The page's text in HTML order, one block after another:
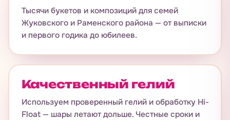
Тысячи букетов и композиций для семей
Жуковского и Раменского района — от выписки
и первого годика до юбилеев.
Качественный гелий
Используем проверенный гелий и обработку Hi-
Float — шары летают дольше. Честные сроки и